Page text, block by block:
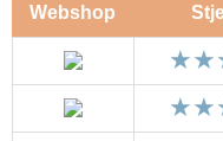
Webshop